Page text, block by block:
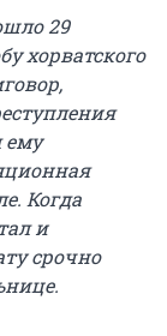
29
хорватского
ему
Когда
и
срочно